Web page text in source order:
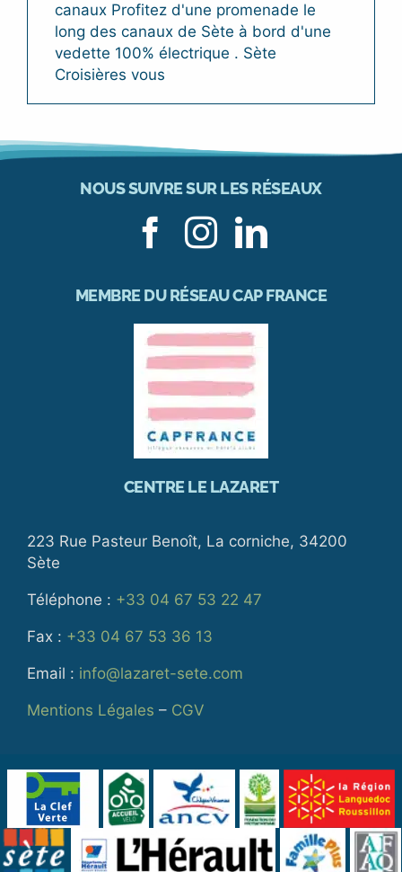
canaux Profitez d'une promenade le
long des canaux de Sète à bord d'une
vedette 100% électrique . Sète
Croisières vous
NOUS SUIVRE SUR LES RÉSEAUX
MEMBRE DU RÉSEAU CAP FRANCE
CENTRE LE LAZARET
223 Rue Pasteur Benoît, La corniche, 34200
Sète
Téléphone : +33 04 67 53 22 47
Fax : +33 04 67 53 36 13
Email : info@lazaret-sete.com
Mentions Légales – CGV